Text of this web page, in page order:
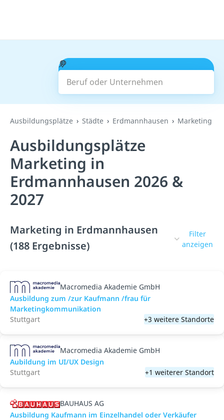
Beruf oder Unternehmen
Suchen
Ausbildungsplätze Städte Erdmannhausen Marketing
Ausbildungsplätze
Marketing in
Erdmannhausen 2026 &
2027
Marketing in Erdmannhausen
(188 Ergebnisse)
Filter
anzeigen
Macromedia Akademie GmbH
Ausbildung zum /zur Kaufmann /frau für
Marketingkommunikation
Stuttgart
+3 weitere Standorte
Macromedia Akademie GmbH
Aubildung im UI/UX Design
Stuttgart
+1 weiterer Standort
BAUHAUS AG
Ausbildung Kaufmann im Einzelhandel oder Verkäufer